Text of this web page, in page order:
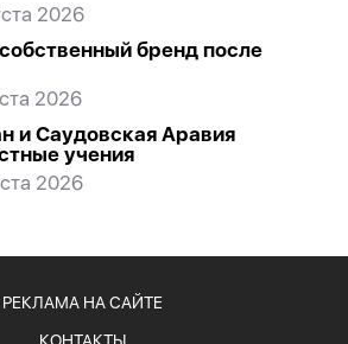
2026
бренд после
2026
и Саудовская Аравия
учения
2026
РЕКЛАМА НА САЙТЕ